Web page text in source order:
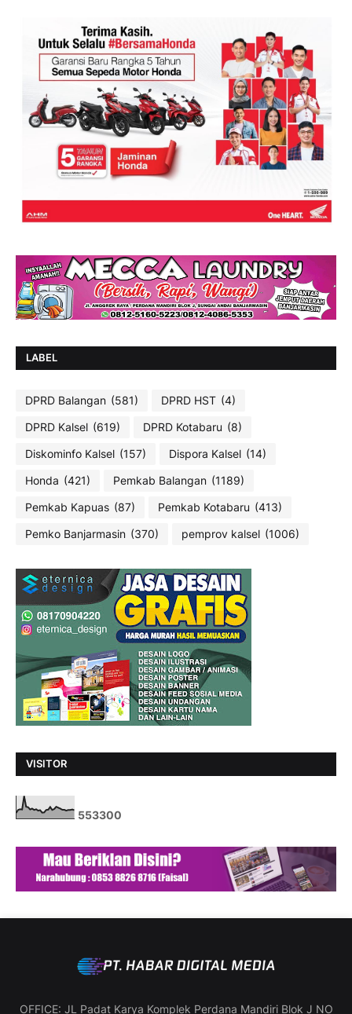
LABEL
DPRD Balangan (581) DPRD HST (4)
DPRD Kalsel (619) DPRD Kotabaru (8)
Diskominfo Kalsel (157) Dispora Kalsel (14)
Honda (421) Pemkab Balangan (1189)
Pemkab Kapuas (87) Pemkab Kotabaru (413)
Pemko Banjarmasin (370) pemprov kalsel (1006)
VISITOR
553300
OFFICE: JL Padat Karya Komplek Perdana Mandiri Blok J NO